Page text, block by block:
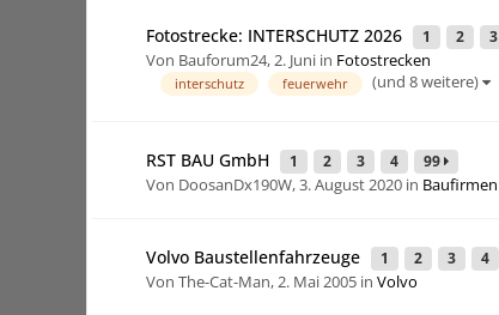
Fotostrecke: INTERSCHUTZ 2026 1 2 3
Von Bauforum24,2. Juni in Fotostrecken
interschutz feuerwehr (und 8 weitere)
RST BAU GmbH 1 2 3 4 99
Von DoosanDx190W,3. August 2020 in Baufirmen
Volvo Baustellenfahrzeuge 1 2 3 4
Von The-Cat-Man,2. Mai 2005 in Volvo